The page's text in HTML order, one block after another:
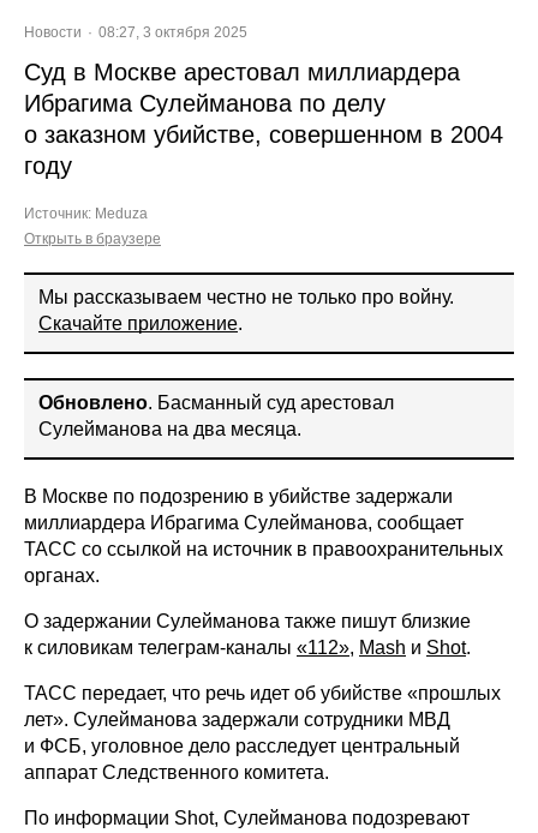
Новости 08:27, 3 октября 2025
Суд в Москве арестовал миллиардера
Ибрагима Сулейманова по делу
о заказном убийстве, совершенном в 2004
году
Источник: Meduza
Открыть в браузере
Мы рассказываем честно не только про войну.
Скачайте приложение.
Обновлено. Басманный суд арестовал
Сулейманова на два месяца.
В Москве по подозрению в убийстве задержали
миллиардера Ибрагима Сулейманова, сообщает
ТАСС со ссылкой на источник в правоохранительных
органах.
О задержании Сулейманова также пишут близкие
к силовикам телеграм-каналы «112», Mash и Shot.
ТАСС передает, что речь идет об убийстве «прошлых
лет». Сулейманова задержали сотрудники МВД
и ФСБ, уголовное дело расследует центральный
аппарат Следственного комитета.
По информации Shot, Сулейманова подозревают